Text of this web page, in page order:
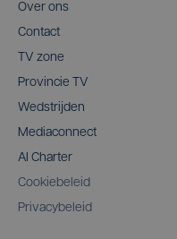
Over ons
Contact
TV zone
Provincie TV
Wedstrijden
Mediaconnect
AI Charter
Cookiebeleid
Privacybeleid